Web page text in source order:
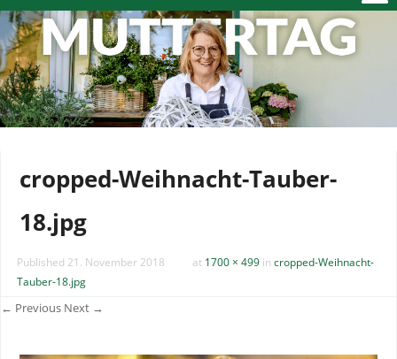
Skip to content
cropped-Weihnacht-Tauber-
18.jpg
Published 21. November 2018 at 1700 × 499 in cropped-Weihnacht-
Tauber-18.jpg
← Previous Next →